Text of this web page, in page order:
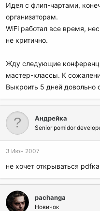
Идея с флип-чартами,
организаторам.
WiFi работал все время,
не критично.
Жду следующие
мастер-классы. К
Выкроить 5 дней довольно
Андрейка
Senior pomidor
3 Июн 2007
не хочет открываться
pachanga
Новичок